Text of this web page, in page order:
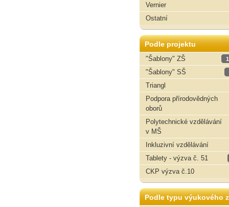
Vernier
Ostatní
Podle projektu
"Šablony" ZŠ
"Šablony" SŠ
Triangl
Podpora přírodovědných
oborů
Polytechnické vzdělávání
v MŠ
Inkluzivní vzdělávání
Tablety - výzva č. 51
CKP výzva č.10
Podle typu výukového